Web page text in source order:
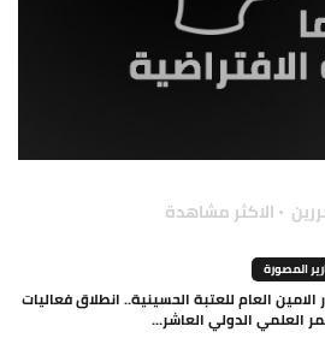
الاكثر مشاهدة
المصورة
العام للعتبة الحسينية.. انطلاق فعاليات
العلمي الدولي العاشر...